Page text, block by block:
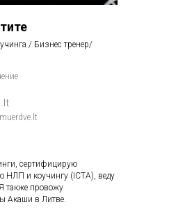
/ Бизнес тренер/
сертифицирую
НЛП и коучингу (ICTA), веду
также провожу
Акаши в Литве.